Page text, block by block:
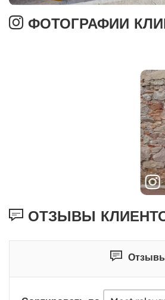
ФОТОГРАФИИ
ОТЗЫВЫ